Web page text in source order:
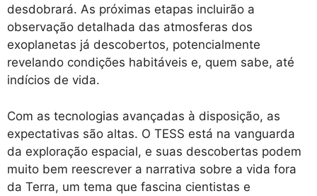
desdobrará. As próximas etapas incluirão a
observação detalhada das atmosferas dos
exoplanetas já descobertos, potencialmente
revelando condições habitáveis e, quem sabe, até
indícios de vida.
Com as tecnologias avançadas à disposição, as
expectativas são altas. O TESS está na vanguarda
da exploração espacial, e suas descobertas podem
muito bem reescrever a narrativa sobre a vida fora
da Terra, um tema que fascina cientistas e